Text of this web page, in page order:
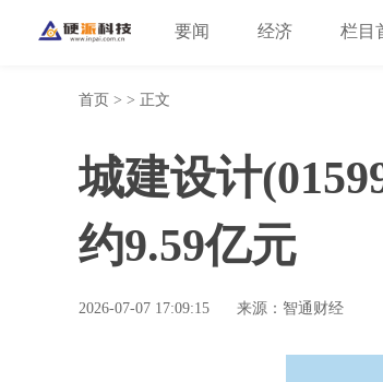
要闻 经济 栏目
首页 > > 正文
城建设计
约9.59亿元
2026-07-07 17:09:15 来源：智通财经